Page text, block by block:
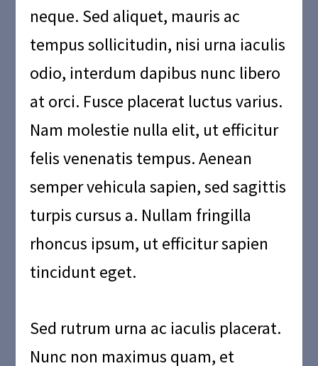
neque. Sed aliquet, mauris ac
tempus sollicitudin, nisi urna iaculis
odio, interdum dapibus nunc libero
at orci. Fusce placerat luctus varius.
Nam molestie nulla elit, ut efficitur
felis venenatis tempus. Aenean
semper vehicula sapien, sed sagittis
turpis cursus a. Nullam fringilla
rhoncus ipsum, ut efficitur sapien
tincidunt eget.
Sed rutrum urna ac iaculis placerat.
Nunc non maximus quam, et